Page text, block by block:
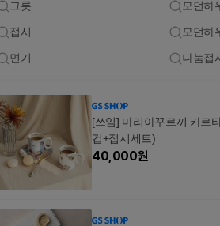
그릇 모던하
접시 모던하
면기 나눔접
[쓰임] 마리아꾸르끼 카르
컵+접시세트)
40,000원